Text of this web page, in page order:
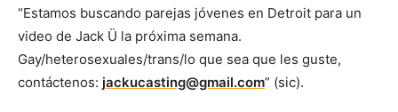
“Estamos buscando parejas jóvenes en Detroit para un
video de Jack Ü la próxima semana.
Gay/heterosexuales/trans/lo que sea que les guste,
contáctenos: jackucasting@gmail.com” (sic).